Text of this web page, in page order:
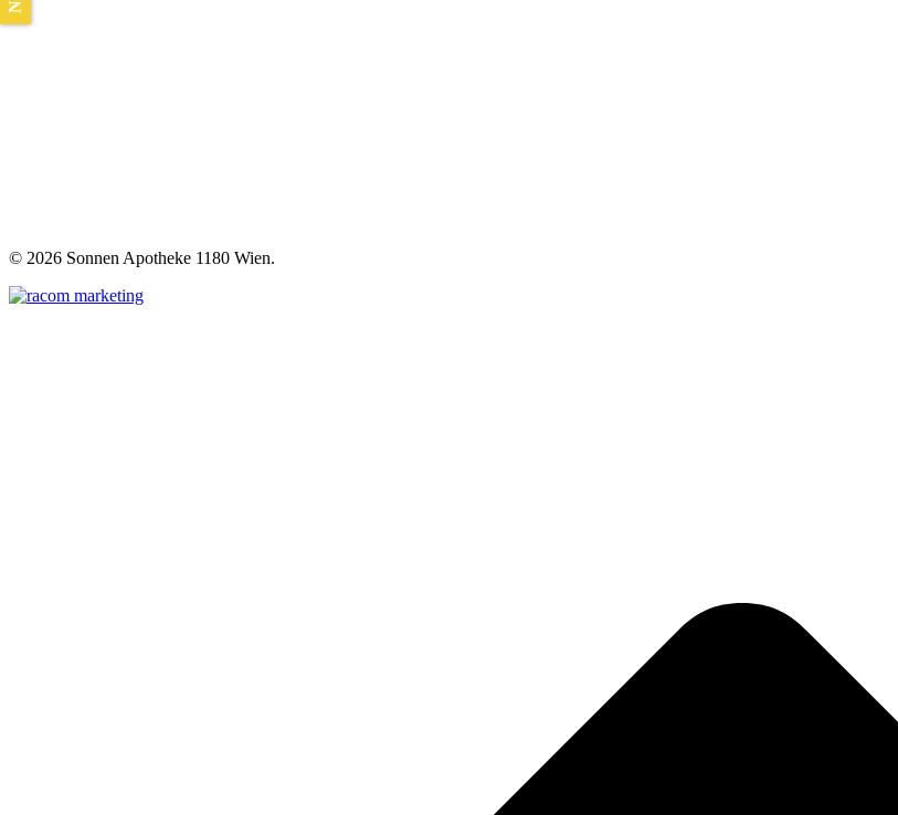
© 2026 Sonnen Apotheke 1180 Wien.